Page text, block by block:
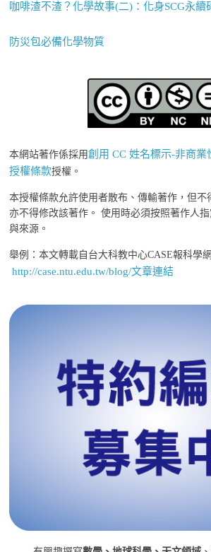
咖啡渣不渣？化學故事(二)：化身SCG永續
防災包必備化學物質
本網站著作係採用創用 CC 姓名標示-非商
授權條款授權。
本授權條款允許使用者散布、傳輸著作，但不
亦不得修改該著作。 使用時必須按照著作人
與來源。
舉例：本文轉載自台大科教中心CASE報科學
http://case.ntu.edu.tw/blog/文章連結